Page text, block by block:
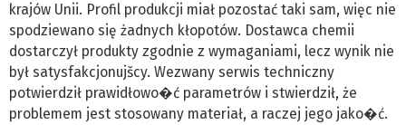
krajów Unii. Profil produkcji miał pozostać taki sam, więc nie
spodziewano się żadnych kłopotów. Dostawca chemii
dostarczył produkty zgodnie z wymaganiami, lecz wynik nie
był satysfakcjonujšcy. Wezwany serwis techniczny
potwierdził prawidłowo�ć parametrów i stwierdził, że
problemem jest stosowany materiał, a raczej jego jako�ć.